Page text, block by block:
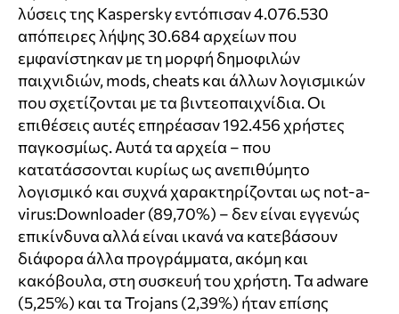
λύσεις της Kaspersky εντόπισαν 4.076.530
απόπειρες λήψης 30.684 αρχείων που
εμφανίστηκαν με τη μορφή δημοφιλών
παιχνιδιών, mods, cheats και άλλων λογισμικών
που σχετίζονται με τα βιντεοπαιχνίδια. Οι
επιθέσεις αυτές επηρέασαν 192.456 χρήστες
παγκοσμίως. Αυτά τα αρχεία – που
κατατάσσονται κυρίως ως ανεπιθύμητο
λογισμικό και συχνά χαρακτηρίζονται ως not-a-
virus:Downloader (89,70%) – δεν είναι εγγενώς
επικίνδυνα αλλά είναι ικανά να κατεβάσουν
διάφορα άλλα προγράμματα, ακόμη και
κακόβουλα, στη συσκευή του χρήστη. Τα adware
(5,25%) και τα Trojans (2,39%) ήταν επίσης